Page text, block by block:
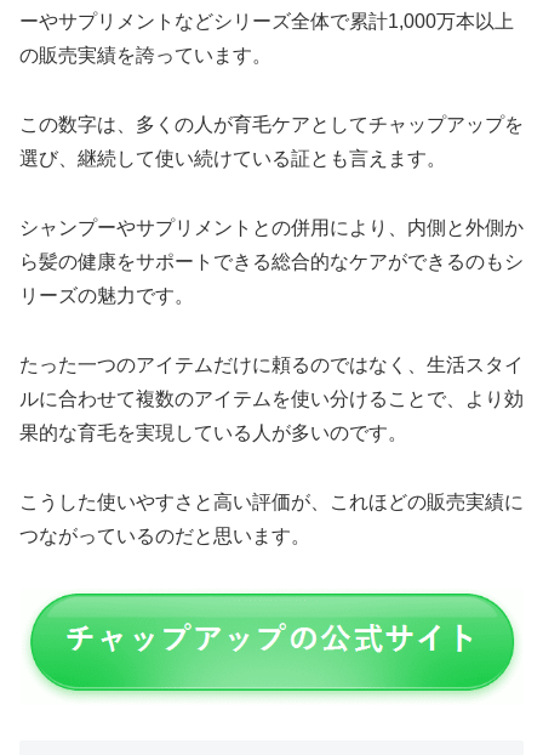
ーやサプリメントなどシリーズ全体で累計1,000万本以上
の販売実績を誇っています。
この数字は、多くの人が育毛ケアとしてチャップアップを
選び、継続して使い続けている証とも言えます。
シャンプーやサプリメントとの併用により、内側と外側か
ら髪の健康をサポートできる総合的なケアができるのもシ
リーズの魅力です。
たった一つのアイテムだけに頼るのではなく、生活スタイ
ルに合わせて複数のアイテムを使い分けることで、より効
果的な育毛を実現している人が多いのです。
こうした使いやすさと高い評価が、これほどの販売実績に
つながっているのだと思います。